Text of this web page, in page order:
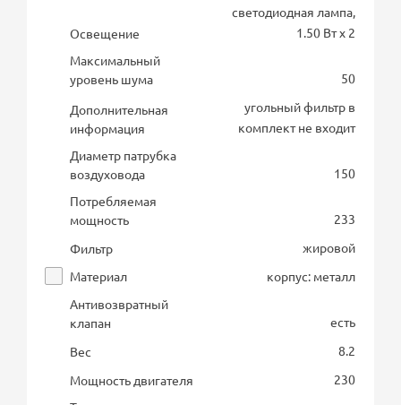
Освещение
светодиодная лампа,
1.50 Вт х 2
Максимальный
уровень шума
50
Дополнительная
информация
угольный фильтр в
комплект не входит
Диаметр патрубка
воздуховода
150
Потребляемая
мощность
233
Фильтр
жировой
Материал
корпус: металл
Антивозвратный
клапан
есть
Вес
8.2
Мощность двигателя
230